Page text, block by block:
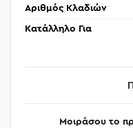
Αριθμός Κλαδιών
Κατάλληλο Για
Μοιράσου το